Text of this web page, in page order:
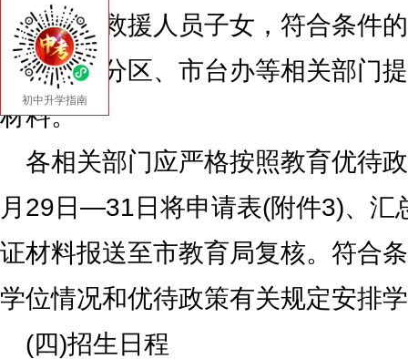
人、消防救援人员子女，符合条件
向漳州军分区、市台办等相关部门
材料。
各相关部门应严格按照教育优待
月29日—31日将申请表(附件3)、汇
证材料报送至市教育局复核。符合
学位情况和优待政策有关规定安排
(四)招生日程
初中升学指南